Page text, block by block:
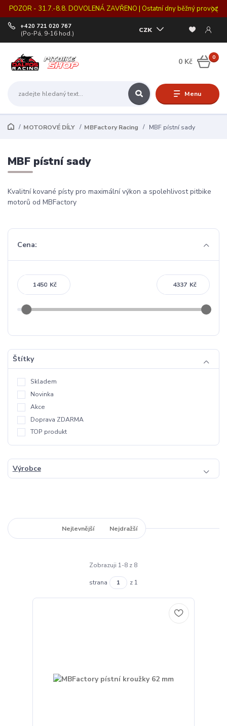
POZOR - 31.7.-8.8. DOVOLENÁ ZAVŘENO | Ostatní dny běžný provoz
Menu
CZK
+420 721 020 767
(Po-Pá, 9-16 hod.)
0
0 Kč
MOTOROVÉ DÍLY MBFactory Racing MBF pístní sady
MBF pístní sady
Kvalitní kované písty pro maximální výkon a spolehlivost pitbike
motorů od MBFactory
Cena:
Kč Kč
Štítky
Skladem
Novinka
Akce
Doprava ZDARMA
TOP produkt
Výrobce
Nejlevnější Nejdražší
Zobrazuji 1-8 z 8
strana z 1